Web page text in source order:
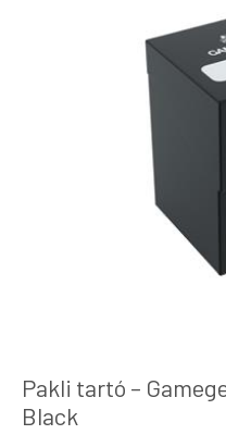
Pakli tartó –
Black